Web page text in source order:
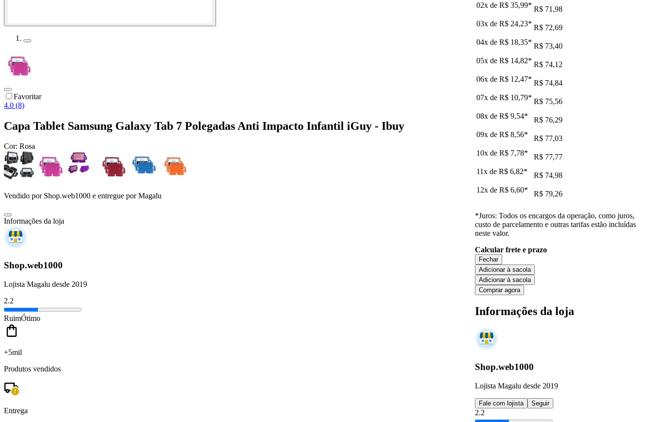
Favoritar
4.0 (8)
Capa Tablet Samsung Galaxy Tab 7 Polegadas Anti Impacto Infantil iGuy - Ibuy
Cor: Rosa
Vendido por Shop.web1000 e entregue por Magalu
Informações da loja
Shop.web1000
Lojista Magalu desde 2019
2.2
RuimÓtimo
+5mil
Produtos vendidos
Entrega
02x de R$ 35,99* R$ 71,98
03x de R$ 24,23* R$ 72,69
04x de R$ 18,35* R$ 73,40
05x de R$ 14,82* R$ 74,12
06x de R$ 12,47* R$ 74,84
07x de R$ 10,79* R$ 75,56
08x de R$ 9,54*
R$ 76,29
09x de R$ 8,56*
R$ 77,03
10x de R$ 7,78*
R$ 77,77
11x de R$ 6,82*
R$ 74,98
12x de R$ 6,60* R$ 79,26
*Juros: Todos os encargos da operação, como juros,
custo de parcelamento e outras tarifas estão incluídas
neste valor.
Calcular frete e prazo
Fechar
Adicionar à sacola
Adicionar à sacola
Comprar agora
Informações da loja
Shop.web1000
Lojista Magalu desde 2019
Fale com lojista Seguir
2.2